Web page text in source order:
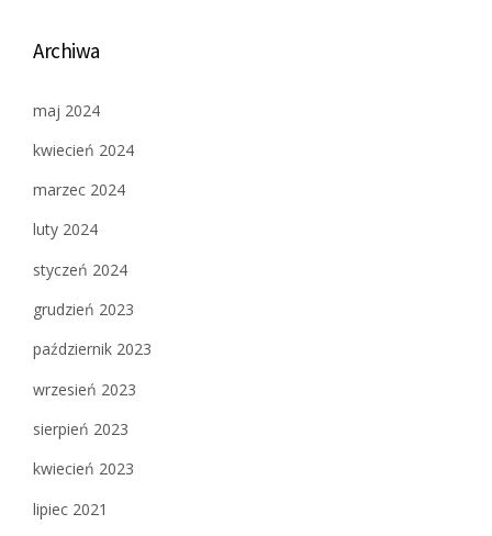
Archiwa
maj 2024
kwiecień 2024
marzec 2024
luty 2024
styczeń 2024
grudzień 2023
październik 2023
wrzesień 2023
sierpień 2023
kwiecień 2023
lipiec 2021